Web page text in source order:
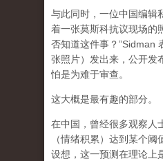
与此同时，一位中国编辑
着一张莫斯科抗议现场的
否知道这件事？”Sidman
张照片）发出来，公开发
怕是为难于审查。
这大概是最有趣的部分。
在中国，曾经很多观察人
（情绪积累）达到某个
设想，这一预测在理论上